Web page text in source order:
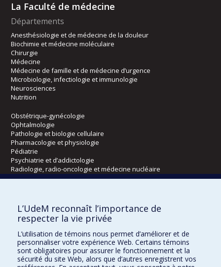
La Faculté de médecine
Départements
Anesthésiologie et de médecine de la douleur
Biochimie et médecine moléculaire
Chirurgie
Médecine
Médecine de famille et de médecine d’urgence
Microbiologie, infectiologie et immunologie
Neurosciences
Nutrition
Obstétrique-gynécologie
Ophtalmologie
Pathologie et biologie cellulaire
Pharmacologie et physiologie
Pédiatrie
Psychiatrie et d’addictologie
Radiologie, radio-oncologie et médecine nucléaire
Kinésiologie et des sciences de l’activité physique
Orthophonie et audiologie
Réadaptation
Directions
L’UdeM reconnaît l’importance de
respecter la vie privée
L’utilisation de témoins nous permet d’améliorer et de
personnaliser votre expérience Web. Certains témoins
sont obligatoires pour assurer le fonctionnement et la
sécurité du site Web, alors que d’autres enregistrent vos